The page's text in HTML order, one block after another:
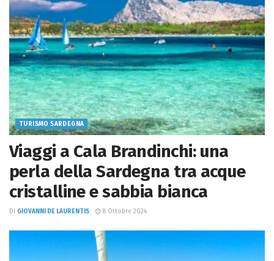
TURISMO SARDEGNA
Viaggi a Cala Brandinchi: una
perla della Sardegna tra acque
cristalline e sabbia bianca
DI GIOVANNI DE LAURENTIS 8 Ottobre 2024